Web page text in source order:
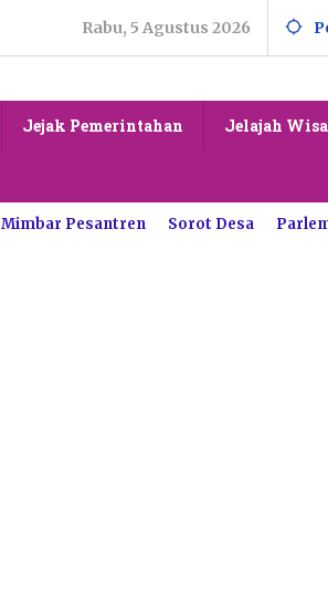
Rabu, 5 Agustus 2026
Jejak Pemerintahan Jelajah
Mimbar Pesantren Sorot Desa